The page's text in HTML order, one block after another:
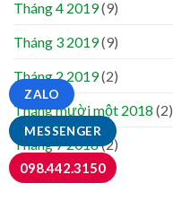
Tháng 4 2019(9)
Tháng 3 2019(9)
Tháng 2 2019(2)
Tháng mười một 2018 (2)
Tháng 7 2018(2)
MESSENGER
ZALO
098.442.3150